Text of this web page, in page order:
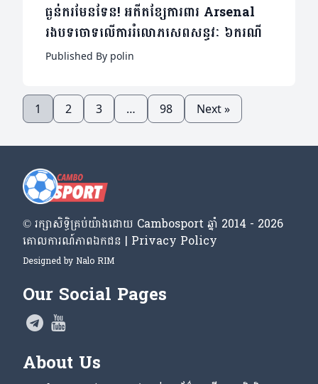
ធ្ងន់ករមែនទែន! អតីតខ្សែការពារ Arsenal
រងបទចោទលើការរំលោភសេពសន្ធវៈ ៦ករណី
Published By polin
1 2 3 … 98 Next »
© រក្សា​សិទ្ធិ​គ្រប់​យ៉ាង​ដោយ​ Cambosport ឆ្នាំ 2014 - 2026
គោលការណ៍​ភាព​ឯកជន | Privacy Policy
Designed by Nalo RIM
Our Social Pages
About Us